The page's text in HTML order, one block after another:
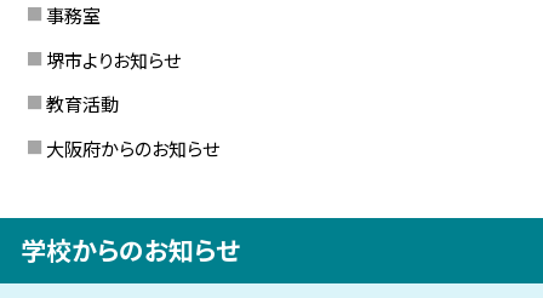
事務室
堺市よりお知らせ
教育活動
大阪府からのお知らせ
学校からのお知らせ